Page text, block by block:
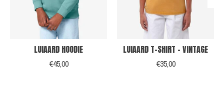
LUIAARD HOODIE
€45,00
LUIAARD T-SHIRT - VINTAGE
€35,00